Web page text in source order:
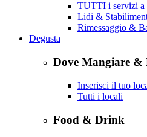
TUTTI i servizi a
Lidi &
Rimessaggio &
Degusta
Dove Mangiare &
Inserisci il tuo
Tutti i locali
Food & Drink